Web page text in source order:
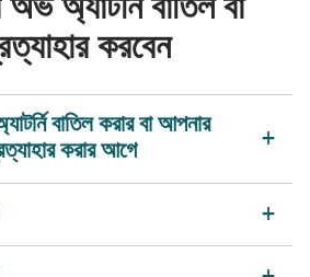
অভ অ্যাটর্নি বাতিল বা
করবেন
বাতিল করার বা আপনার
করার আগে